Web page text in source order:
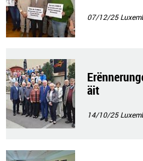
07/12/25
äit
14/10/25